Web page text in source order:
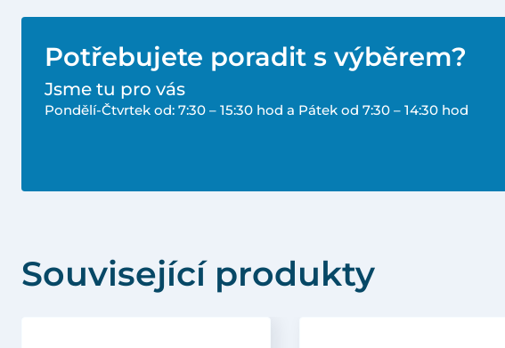
Potřebujete poradit s výběrem?
Jsme tu pro vás
Pondělí-Čtvrtek od: 7:30 – 15:30 hod a Pátek od 7:30 – 14:30 hod
Související produkty